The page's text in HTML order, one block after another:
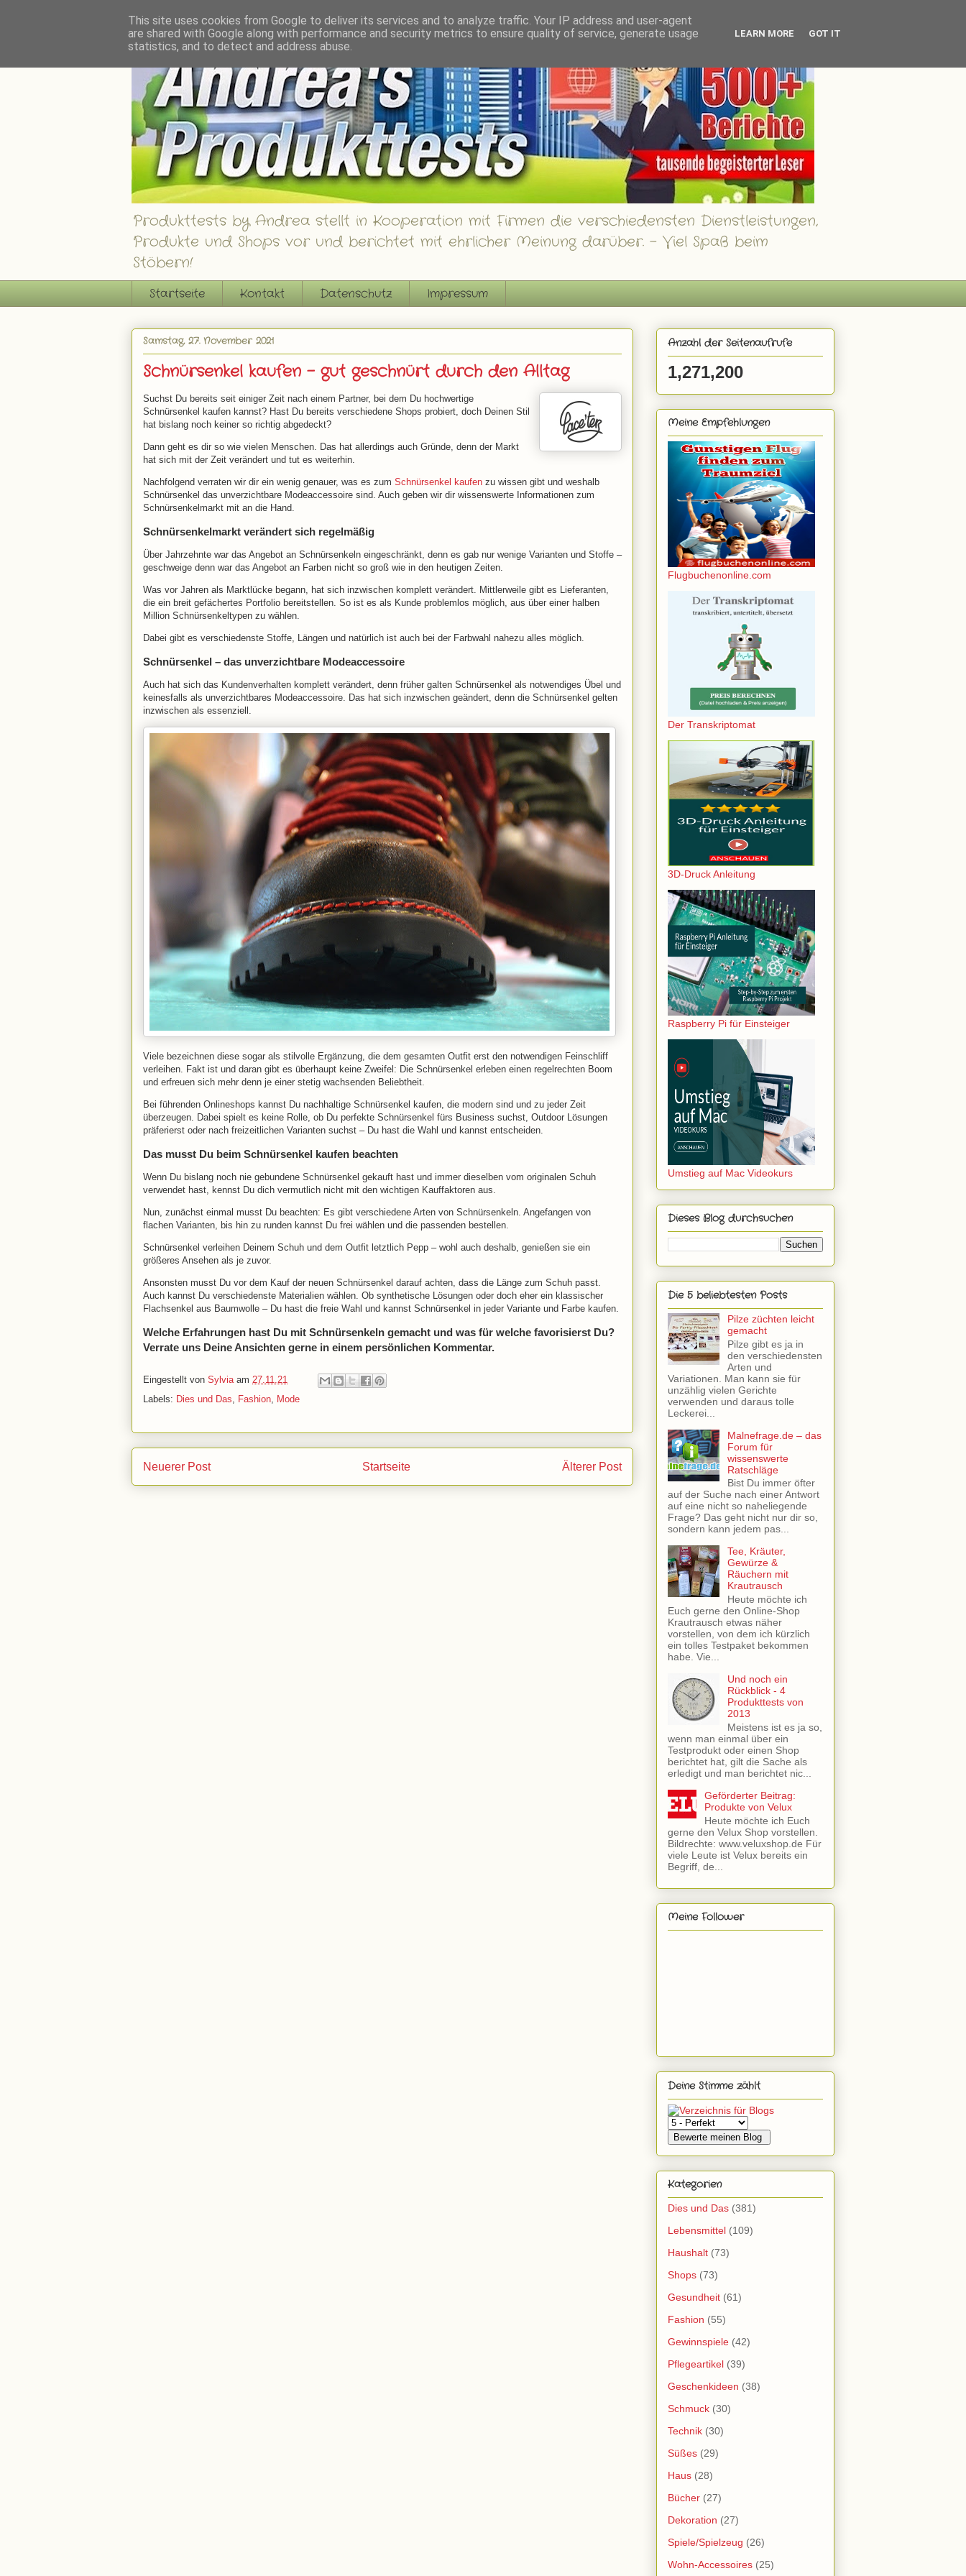
Produkttests by Andrea stellt in Kooperation mit Firmen die verschiedensten Dienstleistungen,
Produkte und Shops vor und berichtet mit ehrlicher Meinung darüber. - Viel Spaß beim
Stöbern!
Startseite Kontakt Datenschutz Impressum
Samstag, 27. November 2021
Schnürsenkel kaufen – gut geschnürt durch den Alltag
Suchst Du bereits seit einiger Zeit nach einem Partner, bei dem Du hochwertige
Schnürsenkel kaufen kannst? Hast Du bereits verschiedene Shops probiert, doch Deinen Stil
hat bislang noch keiner so richtig abgedeckt?
Dann geht es dir so wie vielen Menschen. Das hat allerdings auch Gründe, denn der Markt
hat sich mit der Zeit verändert und tut es weiterhin.
Nachfolgend verraten wir dir ein wenig genauer, was es zum Schnürsenkel kaufen zu wissen gibt und weshalb
Schnürsenkel das unverzichtbare Modeaccessoire sind. Auch geben wir dir wissenswerte Informationen zum
Schnürsenkelmarkt mit an die Hand.
Schnürsenkelmarkt verändert sich regelmäßig
Über Jahrzehnte war das Angebot an Schnürsenkeln eingeschränkt, denn es gab nur wenige Varianten und Stoffe –
geschweige denn war das Angebot an Farben nicht so groß wie in den heutigen Zeiten.
Was vor Jahren als Marktlücke begann, hat sich inzwischen komplett verändert. Mittlerweile gibt es Lieferanten,
die ein breit gefächertes Portfolio bereitstellen. So ist es als Kunde problemlos möglich, aus über einer halben
Million Schnürsenkeltypen zu wählen.
Dabei gibt es verschiedenste Stoffe, Längen und natürlich ist auch bei der Farbwahl nahezu alles möglich.
Schnürsenkel – das unverzichtbare Modeaccessoire
Auch hat sich das Kundenverhalten komplett verändert, denn früher galten Schnürsenkel als notwendiges Übel und
keinesfalls als unverzichtbares Modeaccessoire. Das hat sich inzwischen geändert, denn die Schnürsenkel gelten
inzwischen als essenziell.
Viele bezeichnen diese sogar als stilvolle Ergänzung, die dem gesamten Outfit erst den notwendigen Feinschliff
verleihen. Fakt ist und daran gibt es überhaupt keine Zweifel: Die Schnürsenkel erleben einen regelrechten Boom
und erfreuen sich mehr denn je einer stetig wachsenden Beliebtheit.
Bei führenden Onlineshops kannst Du nachhaltige Schnürsenkel kaufen, die modern sind und zu jeder Zeit
überzeugen. Dabei spielt es keine Rolle, ob Du perfekte Schnürsenkel fürs Business suchst, Outdoor Lösungen
präferierst oder nach freizeitlichen Varianten suchst – Du hast die Wahl und kannst entscheiden.
Das musst Du beim Schnürsenkel kaufen beachten
Wenn Du bislang noch nie gebundene Schnürsenkel gekauft hast und immer dieselben vom originalen Schuh
verwendet hast, kennst Du dich vermutlich nicht mit den wichtigen Kauffaktoren aus.
Nun, zunächst einmal musst Du beachten: Es gibt verschiedene Arten von Schnürsenkeln. Angefangen von
flachen Varianten, bis hin zu runden kannst Du frei wählen und die passenden bestellen.
Schnürsenkel verleihen Deinem Schuh und dem Outfit letztlich Pepp – wohl auch deshalb, genießen sie ein
größeres Ansehen als je zuvor.
Ansonsten musst Du vor dem Kauf der neuen Schnürsenkel darauf achten, dass die Länge zum Schuh passt.
Auch kannst Du verschiedenste Materialien wählen. Ob synthetische Lösungen oder doch eher ein klassischer
Flachsenkel aus Baumwolle – Du hast die freie Wahl und kannst Schnürsenkel in jeder Variante und Farbe kaufen.
Welche Erfahrungen hast Du mit Schnürsenkeln gemacht und was für welche favorisierst Du?
Verrate uns Deine Ansichten gerne in einem persönlichen Kommentar.
Eingestellt von Sylvia am 27.11.21
Labels: Dies und Das, Fashion, Mode
Neuerer Post Älterer Post
Startseite
Anzahl der Seitenaufrufe
1,271,200
Meine Empfehlungen
Flugbuchenonline.com
Der Transkriptomat
3D-Druck Anleitung
Raspberry Pi für Einsteiger
Umstieg auf Mac Videokurs
Dieses Blog durchsuchen
Die 5 beliebtesten Posts
Pilze züchten leicht
gemacht
Pilze gibt es ja in
den verschiedensten
Arten und
Variationen. Man kann sie für
unzählig vielen Gerichte
verwenden und daraus tolle
Leckerei...
Malnefrage.de – das
Forum für
wissenswerte
Ratschläge
Bist Du immer öfter
auf der Suche nach einer Antwort
auf eine nicht so naheliegende
Frage? Das geht nicht nur dir so,
sondern kann jedem pas...
Tee, Kräuter,
Gewürze &
Räuchern mit
Krautrausch
Heute möchte ich
Euch gerne den Online-Shop
Krautrausch etwas näher
vorstellen, von dem ich kürzlich
ein tolles Testpaket bekommen
habe. Vie...
Und noch ein
Rückblick - 4
Produkttests von
2013
Meistens ist es ja so,
wenn man einmal über ein
Testprodukt oder einen Shop
berichtet hat, gilt die Sache als
erledigt und man berichtet nic...
Geförderter Beitrag:
Produkte von Velux
Heute möchte ich Euch
gerne den Velux Shop vorstellen.
Bildrechte: www.veluxshop.de Für
viele Leute ist Velux bereits ein
Begriff, de...
Meine Follower
Deine Stimme zählt
Kategorien
Dies und Das (381)
Lebensmittel (109)
Haushalt (73)
Shops (73)
Gesundheit (61)
Fashion (55)
Gewinnspiele (42)
Pflegeartikel (39)
Geschenkideen (38)
Schmuck (30)
Technik (30)
Süßes (29)
Haus (28)
Bücher (27)
Dekoration (27)
Spiele/Spielzeug (26)
Wohn-Accessoires (25)
This site uses cookies from Google to deliver its services and to analyze traffic. Your IP address and user-agent
are shared with Google along with performance and security metrics to ensure quality of service, generate usage
statistics, and to detect and address abuse.
LEARN MORE GOT IT